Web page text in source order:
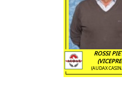
ROSSI
(AUDAX